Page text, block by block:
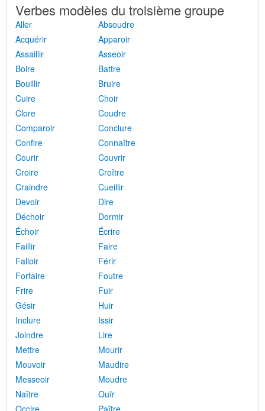
Verbes modèles du troisième groupe
Aller
Absoudre
Acquérir
Apparoir
Assaillir
Asseoir
Boire
Battre
Bouillir
Bruire
Cuire
Choir
Clore
Coudre
Comparoir
Conclure
Confire
Connaître
Courir
Couvrir
Croire
Croître
Craindre
Cueillir
Devoir
Dire
Déchoir
Dormir
Échoir
Écrire
Faillir
Faire
Falloir
Férir
Forfaire
Foutre
Frire
Fuir
Gésir
Huir
Inclure
Issir
Joindre
Lire
Mettre
Mourir
Mouvoir
Maudire
Messeoir
Moudre
Naître
Ouïr
Occire
Paître